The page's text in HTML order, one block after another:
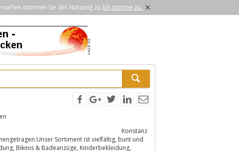
stimmen Sie der Nutzung zu.Ich stimme zu. ×
Konstanz